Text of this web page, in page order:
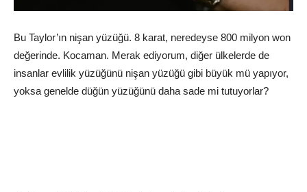
Bu Taylor’ın nişan yüzüğü. 8 karat, neredeyse 800 milyon won
değerinde. Kocaman. Merak ediyorum, diğer ülkelerde de
insanlar evlilik yüzüğünü nişan yüzüğü gibi büyük mü yapıyor,
yoksa genelde düğün yüzüğünü daha sade mi tutuyorlar?